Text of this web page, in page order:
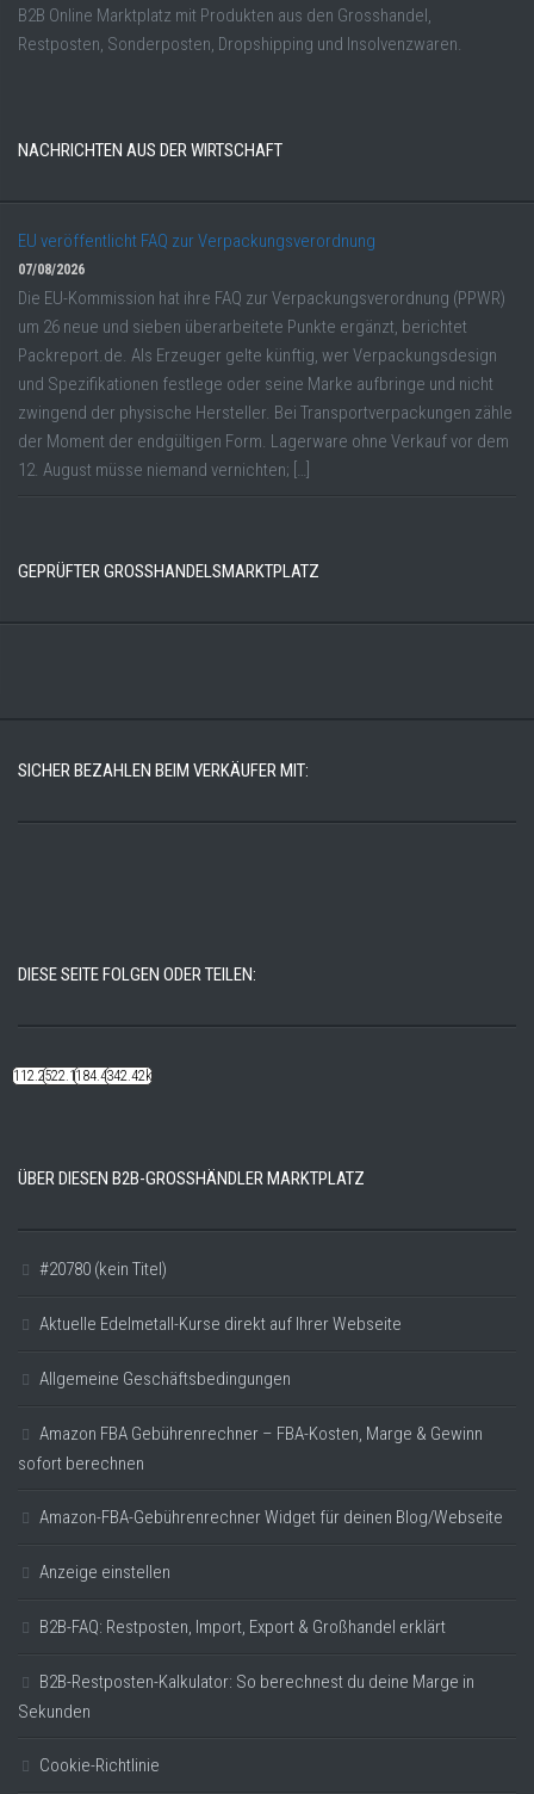
B2B Online Marktplatz mit Produkten aus den Grosshandel,
Restposten, Sonderposten, Dropshipping und Insolvenzwaren.
NACHRICHTEN AUS DER WIRTSCHAFT
EU veröffentlicht FAQ zur Verpackungsverordnung
07/08/2026
Die EU-Kommission hat ihre FAQ zur Verpackungsverordnung (PPWR)
um 26 neue und sieben überarbeitete Punkte ergänzt, berichtet
Packreport.de. Als Erzeuger gelte künftig, wer Verpackungsdesign
und Spezifikationen festlege oder seine Marke aufbringe und nicht
zwingend der physische Hersteller. Bei Transportverpackungen zähle
der Moment der endgültigen Form. Lagerware ohne Verkauf vor dem
12. August müsse niemand vernichten; […]
GEPRÜFTER GROSSHANDELSMARKTPLATZ
SICHER BEZAHLEN BEIM VERKÄUFER MIT:
DIESE SEITE FOLGEN ODER TEILEN:
112.22k522.14k184.48k342.42k
ÜBER DIESEN B2B-GROSSHÄNDLER MARKTPLATZ
#20780 (kein Titel)
Aktuelle Edelmetall-Kurse direkt auf Ihrer Webseite
Allgemeine Geschäftsbedingungen
Amazon FBA Gebührenrechner – FBA-Kosten, Marge & Gewinn
sofort berechnen
Amazon-FBA-Gebührenrechner Widget für deinen Blog/Webseite
Anzeige einstellen
B2B-FAQ: Restposten, Import, Export & Großhandel erklärt
B2B-Restposten-Kalkulator: So berechnest du deine Marge in
Sekunden
Cookie-Richtlinie